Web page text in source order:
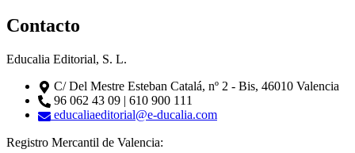
Contacto
Educalia Editorial, S. L.
C/ Del Mestre Esteban Catalá, nº 2 - Bis, 46010 Valencia
96 062 43 09 | 610 900 111
educaliaeditorial@e-ducalia.com
Registro Mercantil de Valencia: